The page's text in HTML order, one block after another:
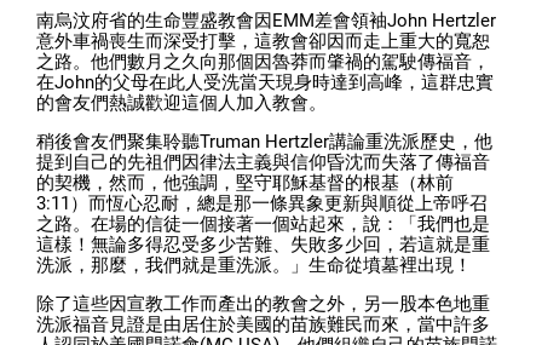
南烏汶府省的生命豐盛教會因EMM差會領袖John Hertzler
意外車禍喪生而深受打擊，這教會卻因而走上重大的寬恕
之路。他們數月之久向那個因魯莽而肇禍的駕駛傳福音，
在John的父母在此人受洗當天現身時達到高峰，這群忠實
的會友們熱誠歡迎這個人加入教會。
稍後會友們聚集聆聽Truman Hertzler講論重洗派歷史，他
提到自己的先祖們因律法主義與信仰昏沈而失落了傳福音
的契機，然而，他強調，堅守耶穌基督的根基（林前
3:11）而恆心忍耐，總是那一條異象更新與順從上帝呼召
之路。在場的信徒一個接著一個站起來，說：「我們也是
這樣！無論多得忍受多少苦難、失敗多少回，若這就是重
洗派，那麼，我們就是重洗派。」生命從墳墓裡出現！
除了這些因宣教工作而產出的教會之外，另一股本色地重
洗派福音見證是由居住於美國的苗族難民而來，當中許多